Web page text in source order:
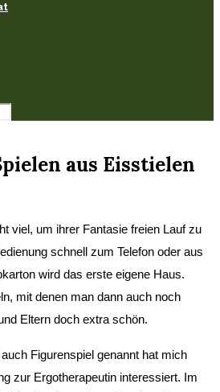
aus Eisstielen
viel, um ihrer Fantasie freien Lauf zu
schnell zum Telefon oder aus
wird das erste eigene Haus.
mit denen man dann auch noch
Eltern doch extra schön.
Figurenspiel genannt hat mich
zur Ergotherapeutin interessiert. Im